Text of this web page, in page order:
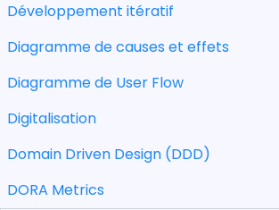
Développement itératif
Diagramme de causes et effets
Diagramme de User Flow
Digitalisation
Domain Driven Design (DDD)
DORA Metrics